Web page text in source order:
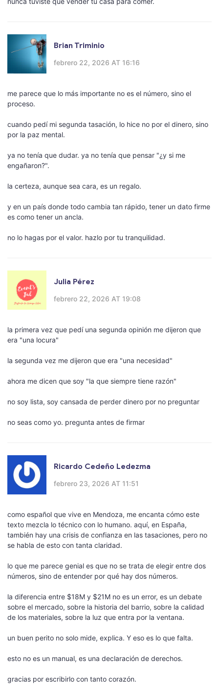
Brian Triminio
febrero 22, 2026 AT 16:16
me parece que lo más importante no es el número, sino el
proceso.
cuando pedí mi segunda tasación, lo hice no por el dinero, sino
por la paz mental.
ya no tenía que dudar. ya no tenía que pensar "¿y si me
engañaron?".
la certeza, aunque sea cara, es un regalo.
y en un país donde todo cambia tan rápido, tener un dato firme
es como tener un ancla.
no lo hagas por el valor. hazlo por tu tranquilidad.
Julia Pérez
febrero 22, 2026 AT 19:08
la primera vez que pedí una segunda opinión me dijeron que
era "una locura"
la segunda vez me dijeron que era "una necesidad"
ahora me dicen que soy "la que siempre tiene razón"
no soy lista, soy cansada de perder dinero por no preguntar
no seas como yo. pregunta antes de firmar
Ricardo Cedeño Ledezma
febrero 23, 2026 AT 11:51
como español que vive en Mendoza, me encanta cómo este
texto mezcla lo técnico con lo humano. aquí, en España,
también hay una crisis de confianza en las tasaciones, pero no
se habla de esto con tanta claridad.
lo que me parece genial es que no se trata de elegir entre dos
números, sino de entender por qué hay dos números.
la diferencia entre $18M y $21M no es un error, es un debate
sobre el mercado, sobre la historia del barrio, sobre la calidad
de los materiales, sobre la luz que entra por la ventana.
un buen perito no solo mide, explica. Y eso es lo que falta.
esto no es un manual, es una declaración de derechos.
gracias por escribirlo con tanto corazón.